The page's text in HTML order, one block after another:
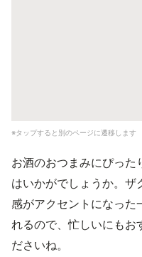
※タップすると別のページに遷移します
お酒のおつまみにぴった
はいかがでしょうか。ザ
感がアクセントになった
れるので、忙しいにもお
ださいね。